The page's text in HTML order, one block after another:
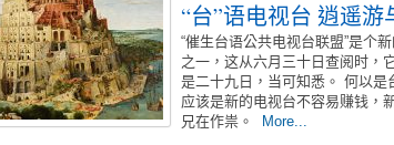
“台”语电视台 逍遥
“催生台语公共电视台联盟”是个
之一，这从六月三十日查阅时，
是二十九日，当可知悉。 何以
应该是新的电视台不容易赚钱，
兄在作祟。
More...